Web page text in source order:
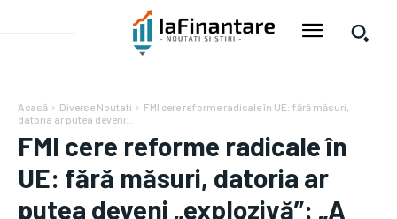
Acasă Diverse Noutati
FMI cere reforme radicale în UE: fără măsuri,
datoria ar putea deveni...
FMI cere reforme radicale în
UE: fără măsuri, datoria ar
putea deveni „explozivă”: „A